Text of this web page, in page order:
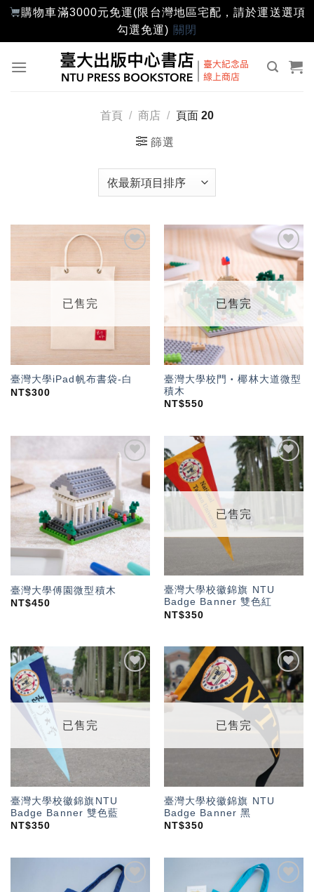
購物車滿3000元免運(限台灣地區宅配，請於運送選項
勾選免運) 關閉
首頁 / 商店 / 頁面 20
篩選
望輕
已售完
臺灣大學iPad帆布書袋-白
NT$300
加入
「願
望輕
已售完
臺灣大學校門‧椰林大道微型
積木
NT$550
加入
「願
望輕
單」
臺灣大學傅園微型積木
NT$450
加入
「願
望輕
已售完
臺灣大學校徽錦旗 NTU
Badge Banner 雙色紅
NT$350
加入
「願
望輕
已售完
臺灣大學校徽錦旗NTU
Badge Banner 雙色藍
NT$350
加入
「願
望輕
已售完
臺灣大學校徽錦旗 NTU
Badge Banner 黑
NT$350